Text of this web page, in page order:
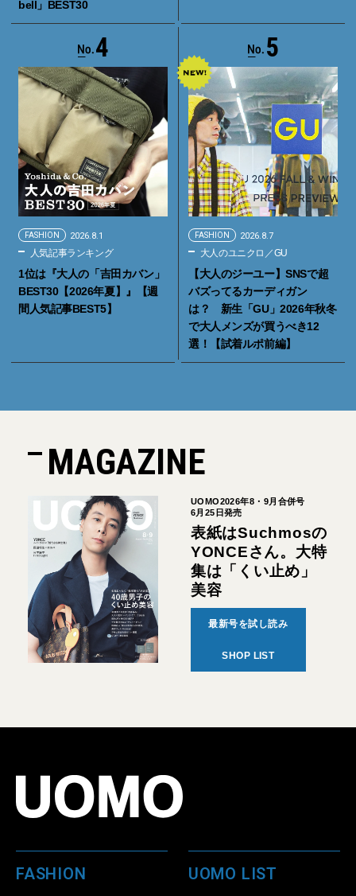
bell」BEST30
4
FASHION 2026.8.1
人気記事ランキング
1位は『大人の「吉田カバン」
BEST30【2026年夏】』【週
間人気記事BEST5】
5
FASHION 2026.8.7
大人のユニクロ／GU
【大人のジーユー】SNSで超
バズってるカーディガン
は？ 新生「GU」2026年秋冬
で大人メンズが買うべき12
選！【試着ルポ前編】
MAGAZINE
UOMO2026年8・9月合併号
6月25日発売
表紙はSuchmosの
YONCEさん。大特
集は「くい止め」
美容
最新号を試し読み
SHOP LIST
FASHION UOMO LIST